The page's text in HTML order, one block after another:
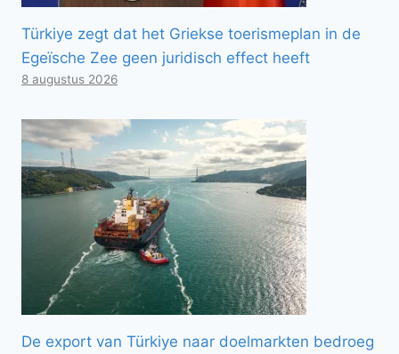
Türkiye zegt dat het Griekse toerismeplan in de
Egeïsche Zee geen juridisch effect heeft
8 augustus 2026
De export van Türkiye naar doelmarkten bedroeg